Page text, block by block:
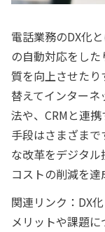
電話業務のDX化
の自動対応をし
質を向上させたり
替えてインター
法や、CRMと連
手段はさまざま
な改革をデジタ
コストの削減を達
関連リンク：DX
メリットや課題